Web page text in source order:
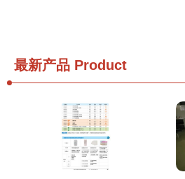
最新产品 Product